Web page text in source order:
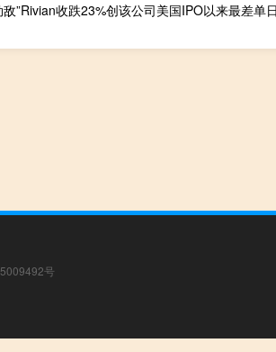
敌”Rivian收跌23%创该公司美国IPO以来最差单
号